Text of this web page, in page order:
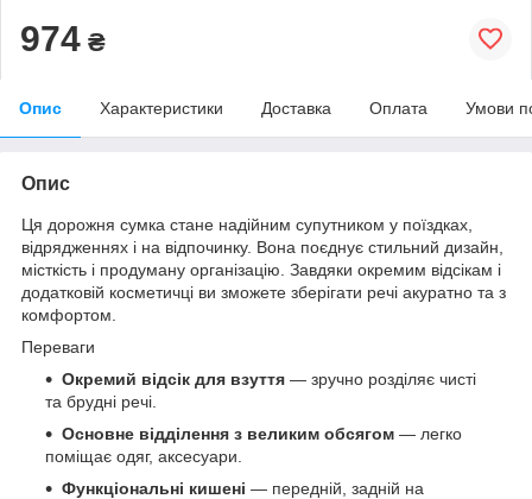
974 ₴
Опис Характеристики Доставка Оплата Умови
Опис
Ця дорожня сумка стане надійним супутником у поїздках,
відрядженнях і на відпочинку. Вона поєднує стильний дизайн,
місткість і продуману організацію. Завдяки окремим відсікам і
додатковій косметичці ви зможете зберігати речі акуратно та з
комфортом.
Переваги
Окремий відсік для взуття — зручно розділяє чисті
та брудні речі.
Основне відділення з великим обсягом — легко
поміщає одяг, аксесуари.
Функціональні кишені — передній, задній на